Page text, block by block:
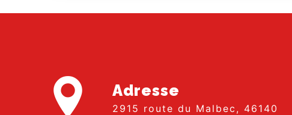
Adresse
2915 route du Malbec, 46140